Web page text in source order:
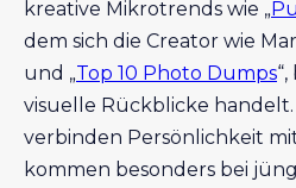
kreative Mikrotrends wie „
dem sich die Creator wie
und „Top 10 Photo Dumps
visuelle Rückblicke
verbinden Persönlichkeit
kommen besonders bei